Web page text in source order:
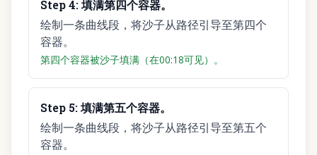
Step4:填满第四个容器。
绘制一条曲线段，将沙子从路径引导至第四个
容器。
第四个容器被沙子填满（在00:18可见）。
Step 5:填满第五个容器。
绘制一条曲线段，将沙子从路径引导至第五个
容器。